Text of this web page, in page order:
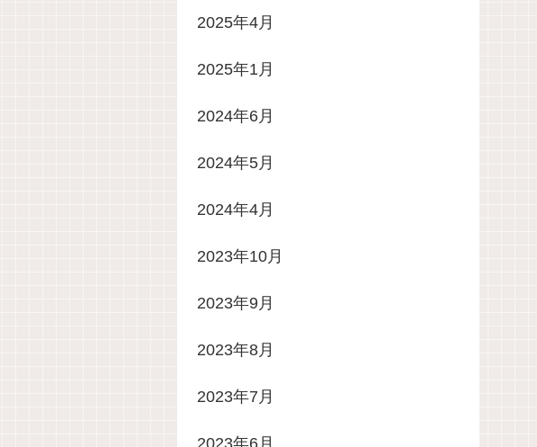
2025年4月
2025年1月
2024年6月
2024年5月
2024年4月
2023年10月
2023年9月
2023年8月
2023年7月
2023年6月